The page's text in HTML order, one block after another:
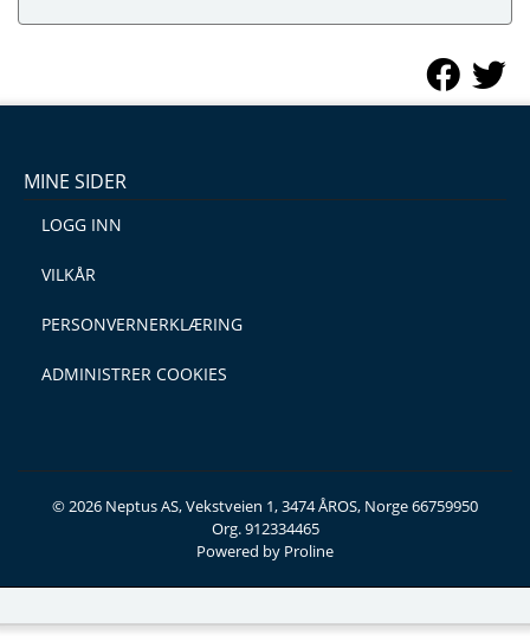
MINE SIDER
LOGG INN
VILKÅR
PERSONVERNERKLÆRING
ADMINISTRER COOKIES
© 2026 Neptus AS, Vekstveien 1, 3474 ÅROS, Norge 66759950
Org. 912334465
Powered by Proline